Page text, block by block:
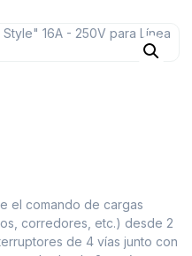
el comando de cargas
corredores, etc.) desde 2
de 4 vías junto con